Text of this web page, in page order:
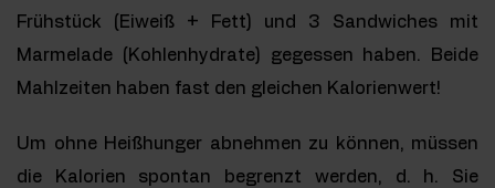
Frühstück (Eiweiß + Fett) und 3 Sandwiches mit
Marmelade (Kohlenhydrate) gegessen haben. Beide
Mahlzeiten haben fast den gleichen Kalorienwert!
Um ohne Heißhunger abnehmen zu können, müssen
die Kalorien spontan begrenzt werden, d. h. Sie